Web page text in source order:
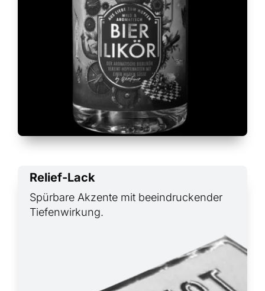
Relief-Lack
Spürbare Akzente mit beeindruckender
Tiefenwirkung.